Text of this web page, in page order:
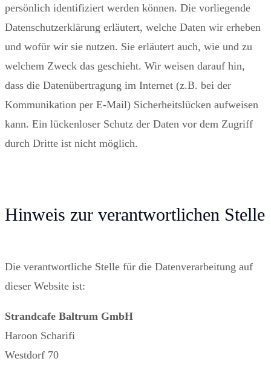
persönlich identifiziert werden können. Die vorliegende
Datenschutzerklärung erläutert, welche Daten wir erheben
und wofür wir sie nutzen. Sie erläutert auch, wie und zu
welchem Zweck das geschieht. Wir weisen darauf hin,
dass die Datenübertragung im Internet (z.B. bei der
Kommunikation per E-Mail) Sicherheitslücken aufweisen
kann. Ein lückenloser Schutz der Daten vor dem Zugriff
durch Dritte ist nicht möglich.
Hinweis zur verantwortlichen Stelle
Die verantwortliche Stelle für die Datenverarbeitung auf
dieser Website ist:
Strandcafe Baltrum GmbH
Haroon Scharifi
Westdorf 70